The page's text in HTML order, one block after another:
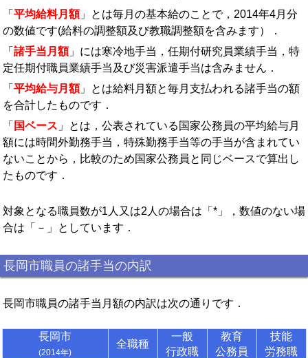
「 平均給料月額」とは毎月の基本給のことで，2014年4月分
の数値です(給料の調整額及び教職調整額を含みます）．
「 諸手当月額」には寒冷地手当，任期付研究員業績手当，特
定任期付職員業績手当及び災害派遣手当は含みません．
「 平均給与月額」とは給料月額と毎月支払われる諸手当の額
を合計したものです．
「 国ベース 」とは，公表されている国家公務員の平均給与月
額には時間外勤務手当，特殊勤務手当等の手当が含まれてい
ないことから，比較のため国家公務員と同じベースで算出し
たものです．
対象となる職員数が1人又は2人の場合は「*」，数値のない場
合は「－」としています．
長岡市職員の諸手当の内訳
長岡市職員の諸手当月額の内訳は次の通りです．
長岡市
(2014年)
全職種
一般
行政職
教育
公務員
技能
労務職